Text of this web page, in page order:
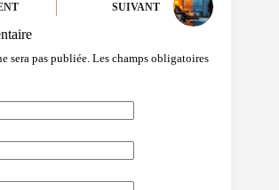
SUIVANT
sera pas publiée. Les champs obligatoires